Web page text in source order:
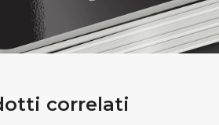
correlati